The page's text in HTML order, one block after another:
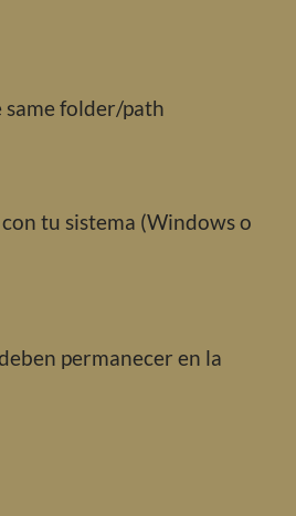
folder/path
tu sistema (Windows o
permanecer en la